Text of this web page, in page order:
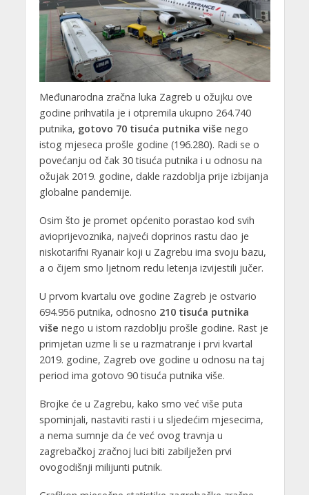
Međunarodna zračna luka Zagreb u ožujku ove
godine prihvatila je i otpremila ukupno 264.740
putnika, gotovo 70 tisuća putnika više nego
istog mjeseca prošle godine (196.280). Radi se o
povećanju od čak 30 tisuća putnika i u odnosu na
ožujak 2019. godine, dakle razdoblja prije izbijanja
globalne pandemije.
Osim što je promet općenito porastao kod svih
avioprijevoznika, najveći doprinos rastu dao je
niskotarifni Ryanair koji u Zagrebu ima svoju bazu,
a o čijem smo ljetnom redu letenja izvijestili jučer.
U prvom kvartalu ove godine Zagreb je ostvario
694.956 putnika, odnosno 210 tisuća putnika
više nego u istom razdoblju prošle godine. Rast je
primjetan uzme li se u razmatranje i prvi kvartal
2019. godine, Zagreb ove godine u odnosu na taj
period ima gotovo 90 tisuća putnika više.
Brojke će u Zagrebu, kako smo već više puta
spominjali, nastaviti rasti i u sljedećim mjesecima,
a nema sumnje da će već ovog travnja u
zagrebačkoj zračnoj luci biti zabilježen prvi
ovogodišnji milijunti putnik.